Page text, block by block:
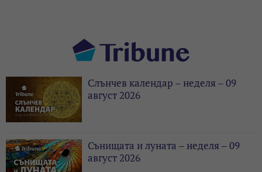
Слънчев календар – неделя – 09
август 2026
Сънищата и луната – неделя – 09
август 2026